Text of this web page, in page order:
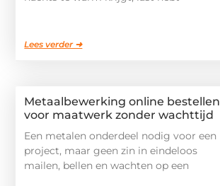
Lees verder ➜
Metaalbewerking online bestellen
voor maatwerk zonder wachttijd
Een metalen onderdeel nodig voor een
project, maar geen zin in eindeloos
mailen, bellen en wachten op een